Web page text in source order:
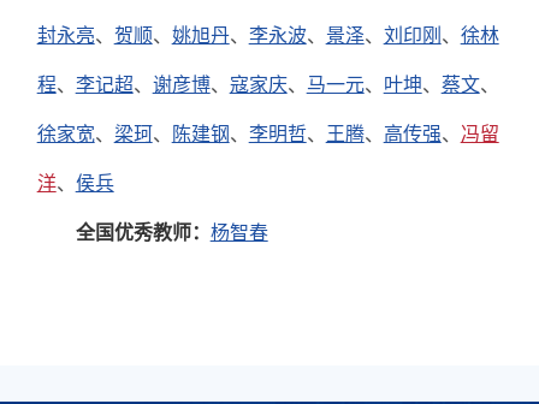
封永亮、 贺顺、 姚旭丹、 李永波、 景泽、 刘印刚、 徐林
程、 李记超、 谢彦博、 寇家庆、 马一元、 叶坤、 蔡文、
徐家宽、 梁珂、 陈建钢、 李明哲、 王腾、 高传强、 冯留
洋、 侯兵
全国优秀教师： 杨智春